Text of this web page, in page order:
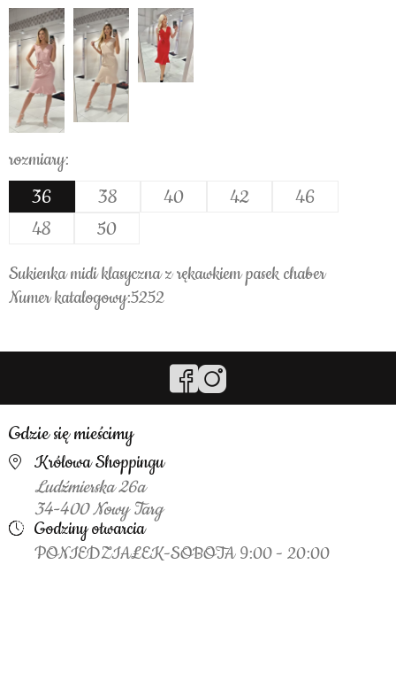
rozmiary:
36 38 40 42
46
48
50
Sukienka midi klasyczna z rękawkiem pasek chaber
Numer katalogowy:5252
Gdzie się mieścimy
Królowa Shoppingu
Ludźmierska 26a
34-400 Nowy Targ
Godziny otwarcia
PONIEDZIAŁEK-SOBOTA 9:00 - 20:00